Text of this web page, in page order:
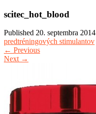
scitec_hot_blood
Published 20. septembra 2014
predtréningových stimulantov
← Previous
Next →